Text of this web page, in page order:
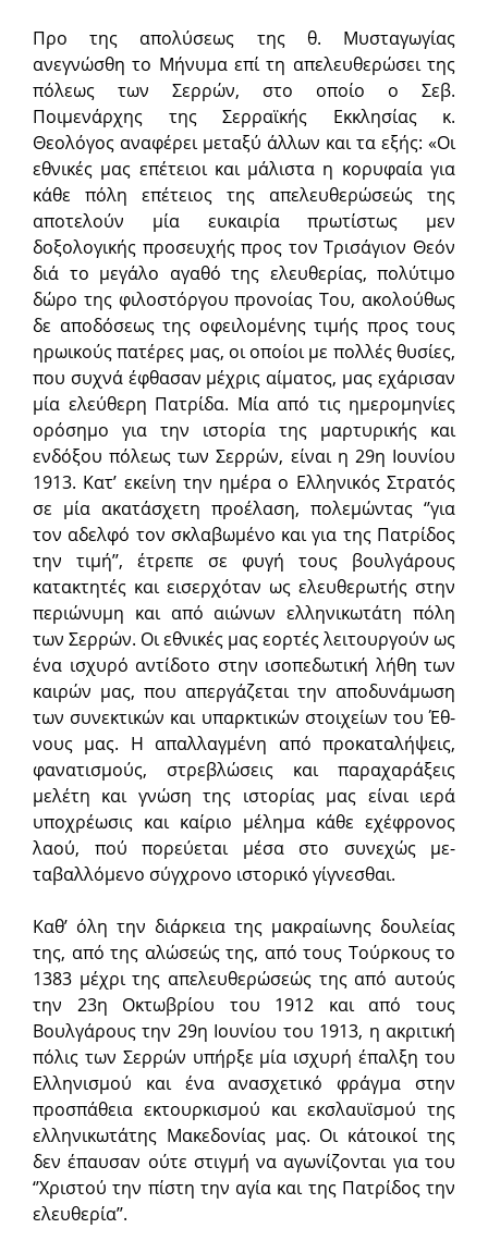
Προ της απολύσεως της θ. Μυσταγωγίας
ανεγνώσθη το Μήνυμα επί τη απελευθερώσει της
πόλεως των Σερρών, στο οποίο ο Σεβ.
Ποιμενάρχης της Σερραϊκής Εκκλησίας κ.
Θεολόγος αναφέρει μεταξύ άλλων και τα εξής: «Οι
εθνικές μας επέτειοι και μάλιστα η κορυφαία για
κάθε πόλη ε­πέτειος της απελευθερώσεώς της
αποτελούν μία ευκαιρία πρωτίστως μεν
δοξολογικής προσευχής προς τον Τρισάγιον Θεόν
διά το μεγάλο αγαθό της ελευθερίας, πολύτιμο
δώρο της φιλοστόργου προνοίας Του, ακολού­θως
δε αποδόσεως της οφειλομένης τιμής προς τους
ηρωικούς πατέρες μας, οι οποίοι με πολλές θυσίες,
που συχνά έφθασαν μέχρις αίματος, μας εχάρισαν
μία ε­λεύθερη Πατρίδα. Μία από τις ημερομηνίες
ορόσημο για την ιστορία της μαρτυρικής και
ενδόξου πόλεως των Σερρών, είναι η 29η Ιουνίου
1913. Κατ’ εκείνη την ημέρα ο Ελληνικός Στρατός
σε μία ακατά­σχετη προέ­λαση, πο­λεμώντας ‘’για
τον αδελφό τον σκλαβωμένο και για της Πα­τρίδος
την τι­μή’’, έτρεπε σε φυγή τους βουλγάρους
κατακτητές και ει­σερχό­ταν ως ελευθε­ρωτής στην
περιώνυμη και από αιώνων ελληνικωτά­τη πόλη
των Σερρών. Οι εθνικές μας εορτές λειτουργούν ως
ένα ισχυρό αντίδο­το στην ισοπεδωτική λήθη των
καιρών μας, που απεργάζε­ται την α­ποδυ­νά­μωση
των συνεκτικών και υπαρκτικών στοιχείων του Έθ­
νους μας. Η α­παλλαγμένη από προκατα­λήψεις,
φανατισμούς, στρε­βλώ­σεις και παρα­χαράξεις
μελέτη και γνώση της ιστορίας μας είναι ιερά
υποχρέωσις και καί­ριο μέλη­μα κάθε εχέφρονος
λαού, πού πορεύεται μέσα στο συνε­χώς με­
ταβαλλόμε­νο σύγχρονο ιστορικό γίγνε­σθαι.
Καθ’ όλη την διάρκεια της μακραίωνης δουλείας
της, από της αλώ­σεώς της, από τους Τούρκους το
1383 μέχρι της απελευθερώσεώς της από αυτούς
την 23η Οκτωβρίου του 1912 και από τους
Βουλγάρους την 29η Ιουνίου του 1913, η ακριτική
πόλις των Σερρών υπήρξε μία ισχυρή έπαλξη του
Ελληνισμού και ένα ανασχετικό φράγμα στην
προσπάθεια εκτουρκισμού και εκσλαυϊσμού της
ελληνικωτάτης Μακεδονίας μας. Οι κάτοικοί της
δεν έπαυσαν ούτε στιγμή να αγωνίζονται για του
‘’Χριστού την πίστη την αγία και της Πατρίδος την
ελευθερία’’.